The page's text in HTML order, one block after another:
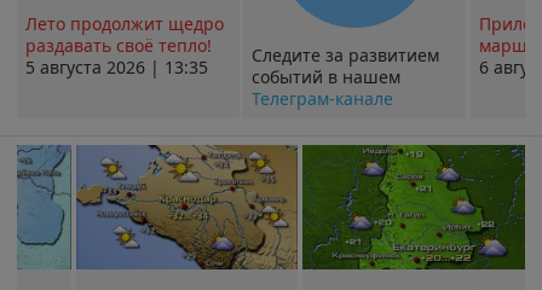
Лето продолжит щедро
раздавать своё тепло!
5 августа 2026 | 13:35
Следите за развитием
событий в нашем
Телеграм-канале
6